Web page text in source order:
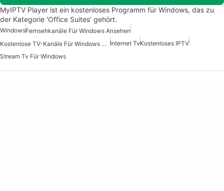
MyIPTV Player ist ein kostenloses Programm für Windows, das zu
der Kategorie 'Office Suites' gehört.
WindowsFernsehkanäle Für Windows Ansehen
Kostenlose TV-Kanäle Für Windows Ansehen Internet TvKostenloses IPTV
Stream Tv Für Windows